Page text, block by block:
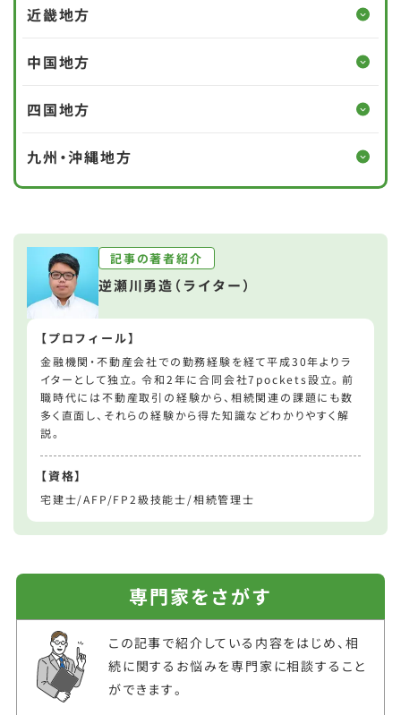
福島県
千葉県
神奈川県
長野県
静岡県
富山県
福井県
近畿地方
三重県
京都府
兵庫県
中国地方
鳥取県
岡山県
四国地方
徳島県
九州・沖縄地方
長崎県 熊本県
大分県
鹿児島県 沖縄県
記事の著者紹介
逆瀬川勇造（ライター）
【プロフィール】
金融機関・不動産会社での勤務経験を経て平成30年よりラ
イターとして独立。令和2年に合同会社7pockets設立。前
職時代には不動産取引の経験から、相続関連の課題にも数
多く直面し、それらの経験から得た知識などわかりやすく解
説。
【資格】
宅建士/AFP/FP2級技能士/相続管理士
専門家をさがす
この記事で紹介している内容をはじめ、相
続に関するお悩みを専門家に相談すること
ができます。